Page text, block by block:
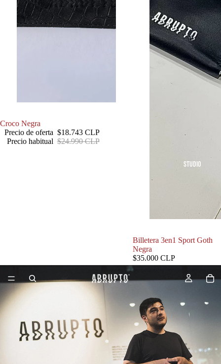
STUDIO
Croco Negra
Precio de oferta $18.743 CLP
Precio habitual $24.990 CLP
Billetera 3en1 Sport Goth
Negra
$35.000 CLP